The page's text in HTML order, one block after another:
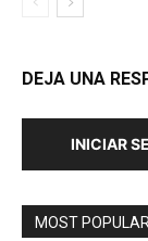
DEJA UNA
INICIAR
MOST POPULAR